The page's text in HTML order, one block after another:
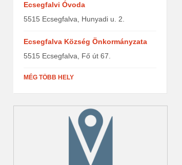
Ecsegfalvi Óvoda
5515 Ecsegfalva, Hunyadi u. 2.
Ecsegfalva Község Önkormányzata
5515 Ecsegfalva, Fő út 67.
MÉG TÖBB HELY